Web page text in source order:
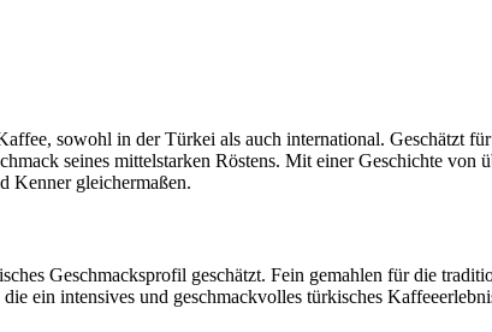
sowohl in der Türkei als auch international. Geschätzt
seines mittelstarken Röstens. Mit einer Geschichte von
Kenner gleichermaßen.
Geschmacksprofil geschätzt. Fein gemahlen für die
ein intensives und geschmackvolles türkisches